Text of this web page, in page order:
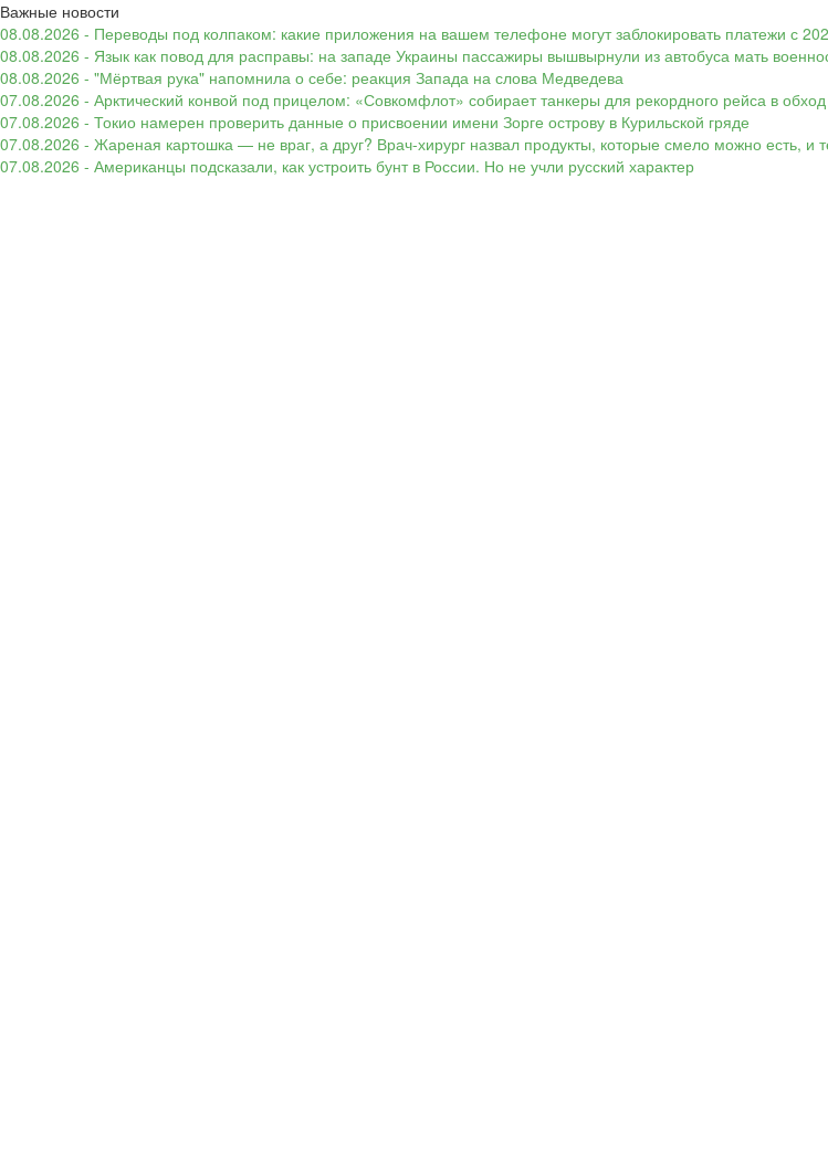
Важные новости
08.08.2026 - Переводы под колпаком: какие приложения на вашем телефоне могут заблокировать платежи с
08.08.2026 - Язык как повод для расправы: на западе Украины пассажиры вышвырнули из автобуса мать
08.08.2026 - "Мёртвая рука" напомнила о себе: реакция Запада на слова Медведева
07.08.2026 - Арктический конвой под прицелом: «Совкомфлот» собирает танкеры для рекордного рейса в
07.08.2026 - Токио намерен проверить данные о присвоении имени Зорге острову в Курильской гряде
07.08.2026 - Жареная картошка — не враг, а друг? Врач-хирург назвал продукты, которые смело можно есть, и
07.08.2026 - Американцы подсказали, как устроить бунт в России. Но не учли русский характер